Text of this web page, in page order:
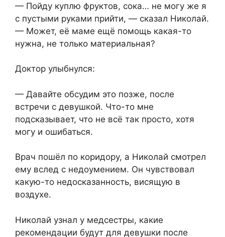
— Пойду куплю фруктов, сока… не могу же я
с пустыми руками прийти, — сказал Николай.
— Может, её маме ещё помощь какая-то
нужна, не только материальная?
Доктор улыбнулся:
— Давайте обсудим это позже, после
встречи с девушкой. Что-то мне
подсказывает, что не всё так просто, хотя
могу и ошибаться.
Врач пошёл по коридору, а Николай смотрел
ему вслед с недоумением. Он чувствовал
какую-то недосказанность, висящую в
воздухе.
Николай узнал у медсестры, какие
рекомендации будут для девушки после